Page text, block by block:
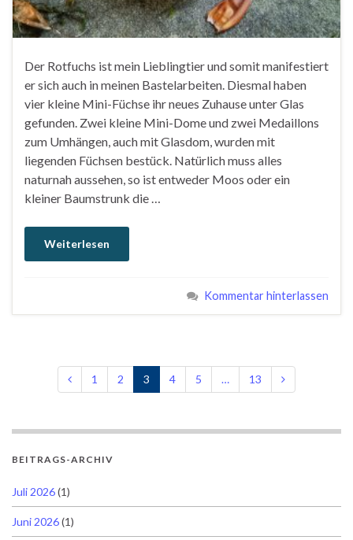
Der Rotfuchs ist mein Lieblingtier und somit manifestiert
er sich auch in meinen Bastelarbeiten. Diesmal haben
vier kleine Mini-Füchse ihr neues Zuhause unter Glas
gefunden. Zwei kleine Mini-Dome und zwei Medaillons
zum Umhängen, auch mit Glasdom, wurden mit
liegenden Füchsen bestück. Natürlich muss alles
naturnah aussehen, so ist entweder Moos oder ein
kleiner Baumstrunk die …
Weiterlesen
Kommentar hinterlassen
1 2 3 4 5 … 13
BEITRAGS-ARCHIV
Juli 2026(1)
Juni 2026(1)